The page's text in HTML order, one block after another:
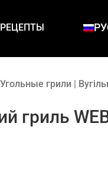
РЕЦЕПТЫ
Угольные грили |
гриль